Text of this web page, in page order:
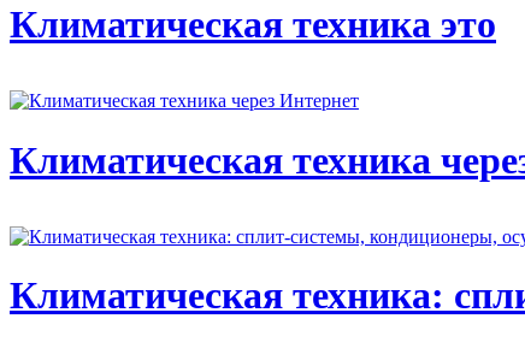
Климатическая техника это
Климатическая техника
Климатическая техника: